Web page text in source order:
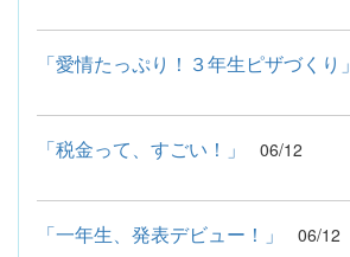
「愛情たっぷり！３年生ピザづくり」
「税金って、すごい！」 06/12
「一年生、発表デビュー！」 06/12